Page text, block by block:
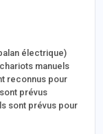
électrique)
manuels
reconnus pour
prévus
sont prévus pour